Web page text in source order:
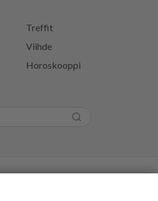
Treffit
Viihde
Horoskooppi